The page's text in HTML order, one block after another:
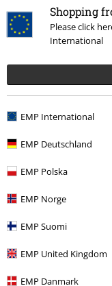
Shopping
Please click
International
EMP International
EMP Deutschland
EMP Polska
EMP Norge
EMP Suomi
EMP United Kingdom
EMP Danmark
UVP ab24,99 € ab